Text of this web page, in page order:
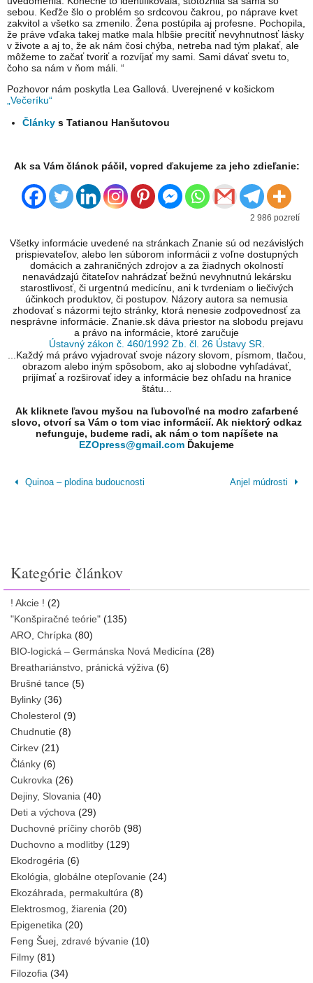
sebou. Keďže šlo o problém so srdcovou čakrou, po náprave kvet
zakvitol a všetko sa zmenilo. Žena postúpila aj profesne. Pochopila,
že práve vďaka takej matke mala hlbšie precítiť nevyhnutnosť lásky
v živote a aj to, že ak nám čosi chýba, netreba nad tým plakať, ale
môžeme to začať tvoriť a rozvíjať my sami. Sami dávať svetu to,
čoho sa nám v ňom máli. “
Pozhovor nám poskytla Lea Gallová. Uverejnené v košickom
„Večeríku“
Články s Tatianou Hanšutovou
Ak sa Vám článok páčil, vopred ďakujeme za jeho zdieľanie:
2 986 pozretí
Všetky informácie uvedené na stránkach Znanie sú od nezávislých
prispievateľov, alebo len súborom informácii z voľne dostupných
domácich a zahraničných zdrojov a za žiadnych okolností
nenavádzajú čitateľov nahrádzať bežnú nevyhnutnú lekársku
starostlivosť, či urgentnú medicínu, ani k tvrdeniam o liečivých
účinkoch produktov, či postupov. Názory autora sa nemusia
zhodovať s názormi tejto stránky, ktorá nenesie zodpovednosť za
nesprávne informácie. Znanie.sk dáva priestor na slobodu prejavu
a právo na informácie, ktoré zaručuje
Ústavný zákon č. 460/1992 Zb. čl. 26 Ústavy SR
...Každý má právo vyjadrovať svoje názory slovom, písmom, tlačou,
obrazom alebo iným spôsobom, ako aj slobodne vyhľadávať,
prijímať a rozširovať idey a informácie bez ohľadu na hranice
štátu...
Ak kliknete ľavou myšou na ľubovoľné na modro zafarbené
slovo, otvorí sa Vám o tom viac informácií. Ak niektorý odkaz
nefunguje, budeme radi, ak nám o tom napíšete na
EZOpress@gmail.com Ďakujeme
Quinoa – plodina budoucnosti Anjel múdrosti
Kategórie článkov
! Akcie ! (2)
"Konšpiračné teórie" (135)
ARO, Chrípka (80)
BIO-logická – Germánska Nová Medicína (28)
Breathariánstvo, pránická výživa (6)
Brušné tance (5)
Bylinky (36)
Cholesterol (9)
Chudnutie (8)
Cirkev (21)
Články (6)
Cukrovka (26)
Dejiny, Slovania (40)
Deti a výchova (29)
Duchovné príčiny chorôb (98)
Duchovno a modlitby (129)
Ekodrogéria (6)
Ekológia, globálne otepľovanie (24)
Ekozáhrada, permakultúra (8)
Elektrosmog, žiarenia (20)
Epigenetika (20)
Feng Šuej, zdravé bývanie (10)
Filmy (81)
Filozofia (34)